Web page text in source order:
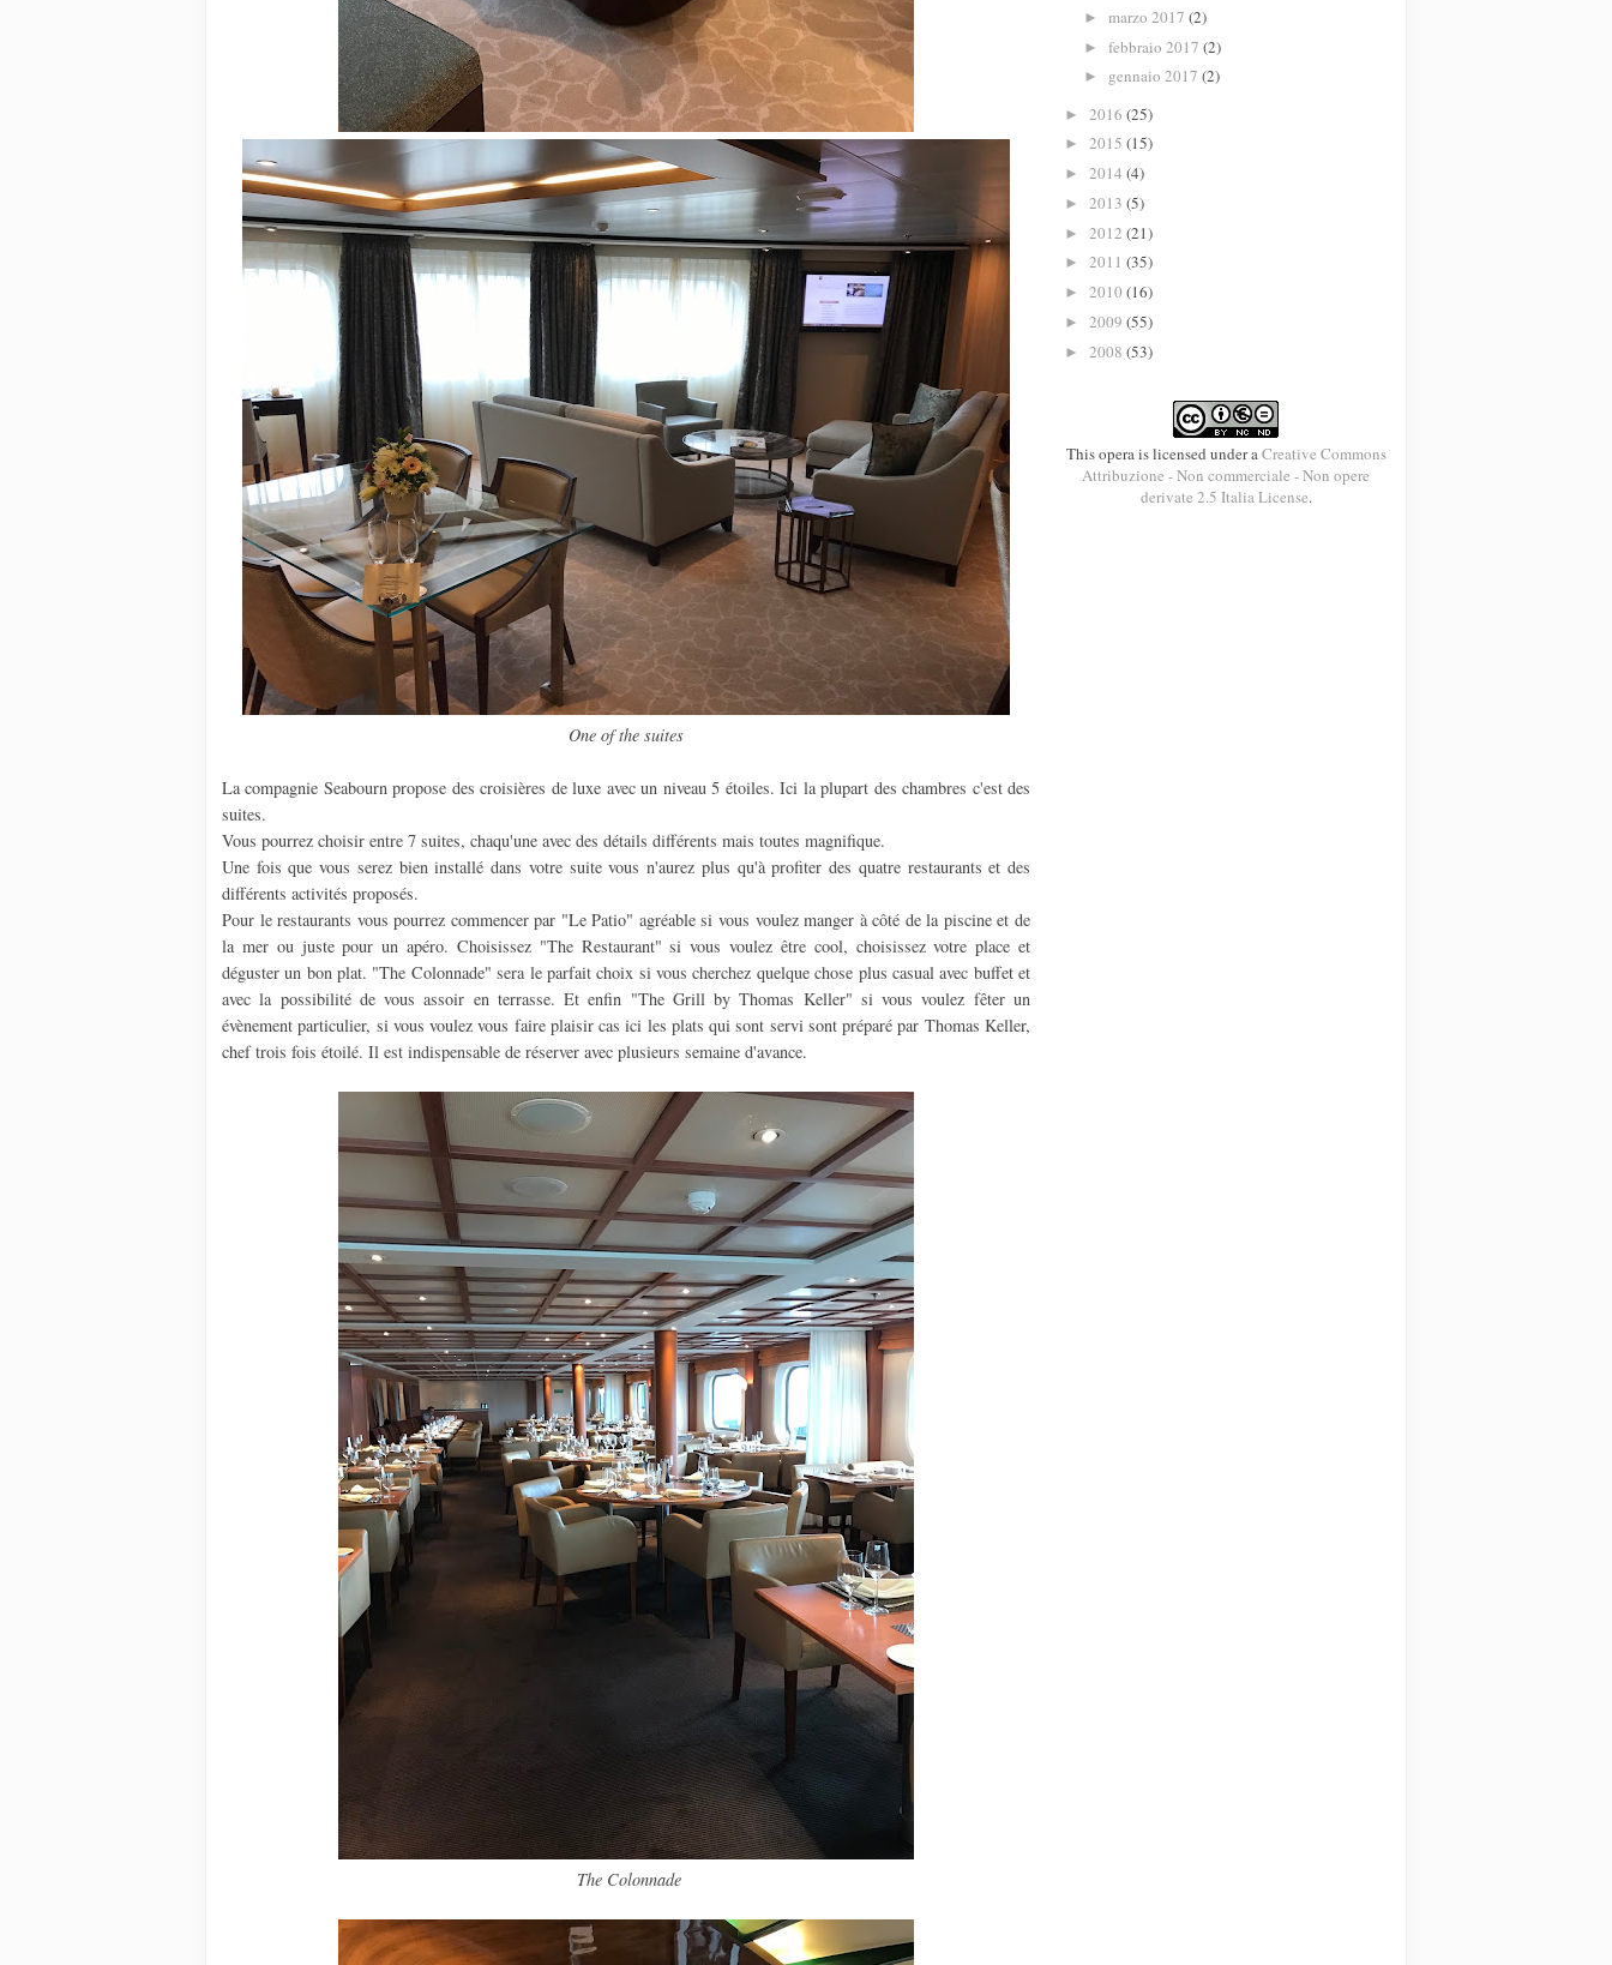
One of the suites
La compagnie Seabourn propose des croisières de luxe avec un niveau 5 étoiles. Ici la plupart des chambres c'est des
suites.
Vous pourrez choisir entre 7 suites, chaqu'une avec des détails différents mais toutes magnifique.
Une fois que vous serez bien installé dans votre suite vous n'aurez plus qu'à profiter des quatre restaurants et des
différents activités proposés.
Pour le restaurants vous pourrez commencer par "Le Patio" agréable si vous voulez manger à côté de la piscine et de
la mer ou juste pour un apéro. Choisissez "The Restaurant" si vous voulez être cool, choisissez votre place et
déguster un bon plat. "The Colonnade" sera le parfait choix si vous cherchez quelque chose plus casual avec buffet et
avec la possibilité de vous assoir en terrasse. Et enfin "The Grill by Thomas Keller" si vous voulez fêter un
évènement particulier, si vous voulez vous faire plaisir cas ici les plats qui sont servi sont préparé par Thomas Keller,
chef trois fois étoilé. Il est indispensable de réserver avec plusieurs semaine d'avance.
The Colonnade
► marzo 2017 (2)
► febbraio 2017 (2)
► gennaio 2017 (2)
► 2016 (25)
► 2015 (15)
► 2014 (4)
► 2013 (5)
► 2012 (21)
► 2011 (35)
► 2010 (16)
► 2009 (55)
► 2008 (53)
This opera is licensed under aCreative Commons
Attribuzione - Non commerciale - Non opere
derivate 2.5 Italia License.